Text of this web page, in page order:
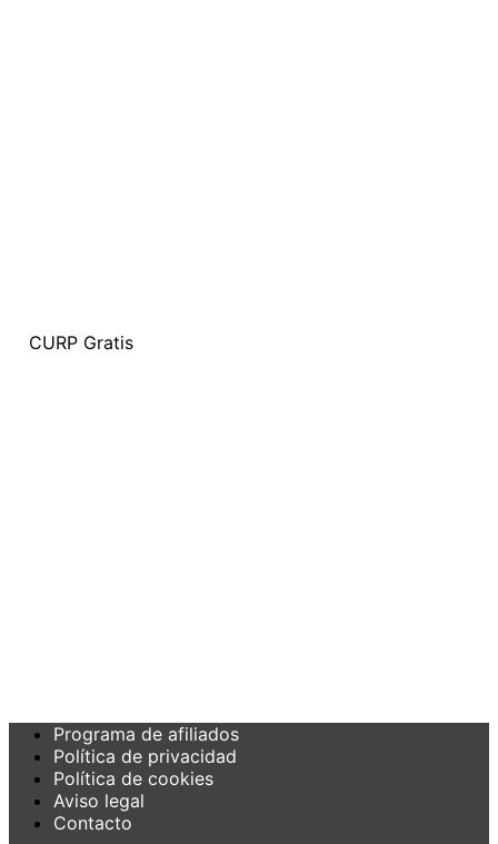
CURP Gratis
Programa de afiliados
Política de privacidad
Política de cookies
Aviso legal
Contacto